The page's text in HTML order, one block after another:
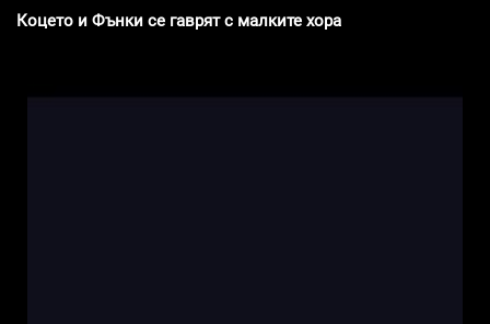
Коцето и Фънки се гаврят с малките хора